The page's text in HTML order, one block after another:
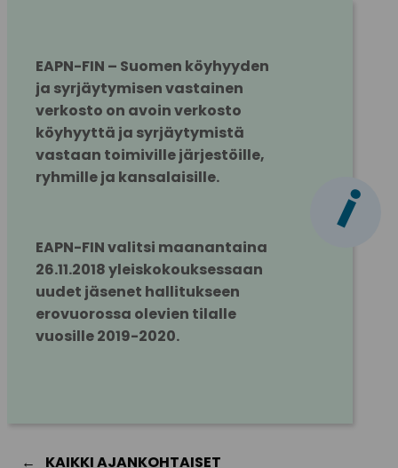
EAPN-FIN – Suomen köyhyyden
ja syrjäytymisen vastainen
verkosto on avoin verkosto
köyhyyttä ja syrjäytymistä
vastaan toimiville järjestöille,
ryhmille ja kansalaisille.
EAPN-FIN valitsi maanantaina
26.11.2018 yleiskokouksessaan
uudet jäsenet hallitukseen
erovuorossa olevien tilalle
vuosille 2019-2020.
i
KAIKKI AJANKOHTAISET